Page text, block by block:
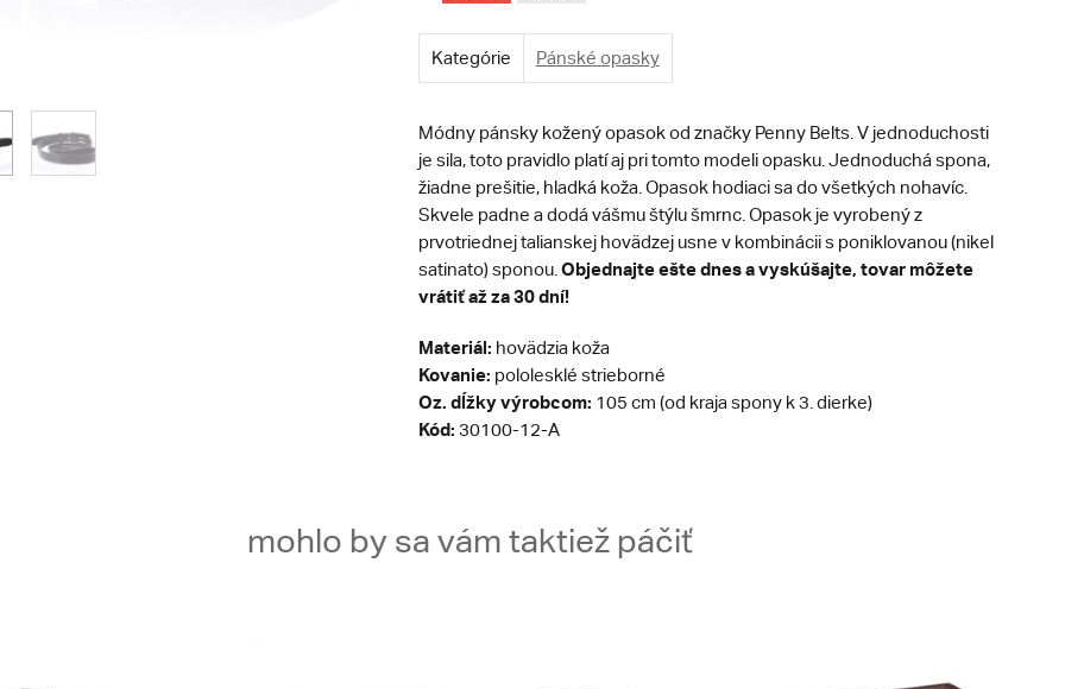
Kategórie Pánské opasky
Módny pánsky kožený opasok od značky Penny Belts. V jednoduchosti
je sila, toto pravidlo platí aj pri tomto modeli opasku. Jednoduchá spona,
žiadne prešitie, hladká koža. Opasok hodiaci sa do všetkých nohavíc.
Skvele padne a dodá vášmu štýlu šmrnc. Opasok je vyrobený z
prvotriednej talianskej hovädzej usne v kombinácii s poniklovanou (nikel
satinato) sponou. Objednajte ešte dnes a vyskúšajte, tovar môžete
vrátiť až za 30 dní!
Materiál: hovädzia koža
Kovanie: pololesklé strieborné
Oz. dĺžky výrobcom: 105 cm (od kraja spony k 3. dierke)
Kód: 30100-12-A
mohlo by sa vám taktiež páčiť